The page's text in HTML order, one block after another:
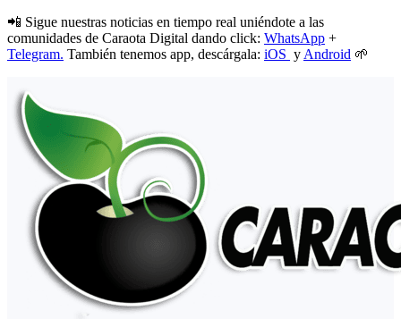
📲 Sigue nuestras noticias en tiempo real uniéndote a las
comunidades de Caraota Digital dando click: WhatsApp +
Telegram. También tenemos app, descárgala: iOS y Android 🌱